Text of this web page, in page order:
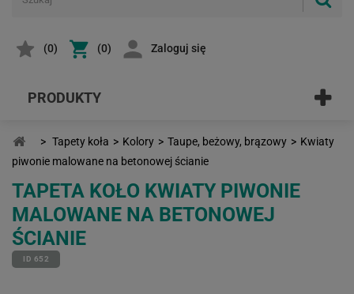
(0) (0) Zaloguj się
PRODUKTY
> Tapety koła > Kolory > Taupe, beżowy, brązowy > Kwiaty
piwonie malowane na betonowej ścianie
TAPETA KOŁO KWIATY PIWONIE
MALOWANE NA BETONOWEJ
ŚCIANIE
ID 652